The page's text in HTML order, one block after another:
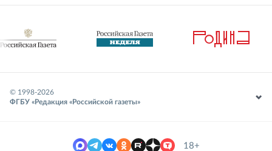
© 1998-2026
ФГБУ «Редакция «Российской газеты»
18+